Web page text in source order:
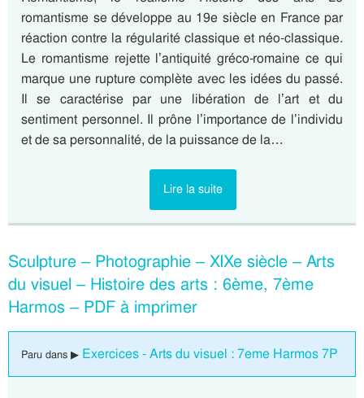
romantisme se développe au 19e siècle en France par
réaction contre la régularité classique et néo-classique.
Le romantisme rejette l’antiquité gréco-romaine ce qui
marque une rupture complète avec les idées du passé.
Il se caractérise par une libération de l’art et du
sentiment personnel. Il prône l’importance de l’individu
et de sa personnalité, de la puissance de la…
Lire la suite
Sculpture – Photographie – XIXe siècle – Arts
du visuel – Histoire des arts : 6ème, 7ème
Harmos – PDF à imprimer
Paru dans ▶ Exercices - Arts du visuel : 7eme Harmos 7P